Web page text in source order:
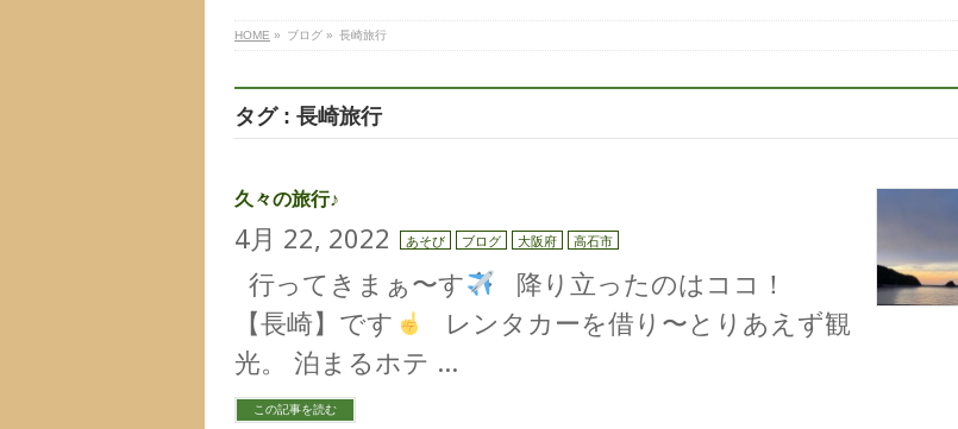
HOME » ブログ » 長崎旅行
タグ : 長崎旅行
久々の旅行♪
4月 22, 2022 あそび ブログ 大阪府 高石市
行ってきまぁ〜す
降り立ったのはココ！
【長崎】です
レンタカーを借り〜とりあえず観
光。 泊まるホテ …
この記事を読む